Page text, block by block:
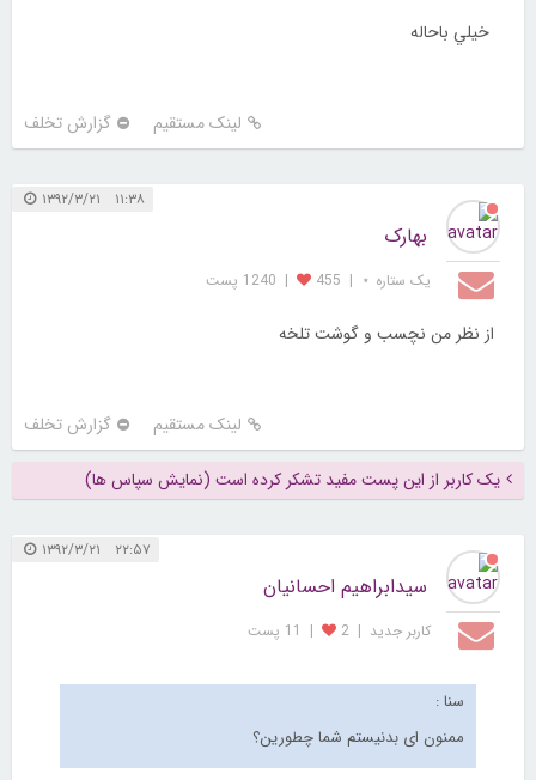
خيلي باحاله
لینک مستقیم گزارش تخلف
۱۱:۳۸ ۱۳۹۲/۳/۲۱
بهارک
یک ستاره ⋆ |
455
| 1240 پست
از نظر من نچسب و گوشت تلخه
لینک مستقیم گزارش تخلف
یک کاربر از این پست مفید تشکر کرده است (نمایش سپاس ها)
۲۲:۵۷ ۱۳۹۲/۳/۲۱
سيدابراهيم احسانيان
کاربر جديد |
2
| 11 پست
سنا :
ممنون ای بدنیستم شما چطورین؟